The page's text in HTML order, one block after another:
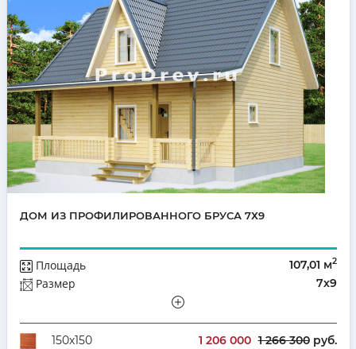
ДОМ ИЗ ПРОФИЛИРОВАННОГО БРУСА 7Х9
Площадь 107,01 м2
Размер 7х9
Количество комнат
4
150х150
1 206 000 1 266 300руб.